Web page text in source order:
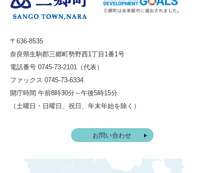
〒636-8535
奈良県生駒郡三郷町勢野西1丁目1番1号
電話番号 0745-73-2101（代表）
ファックス 0745-73-6334
開庁時間 午前8時30分～午後5時15分
（土曜日・日曜日、祝日、年末年始を除く）
お問い合わせ